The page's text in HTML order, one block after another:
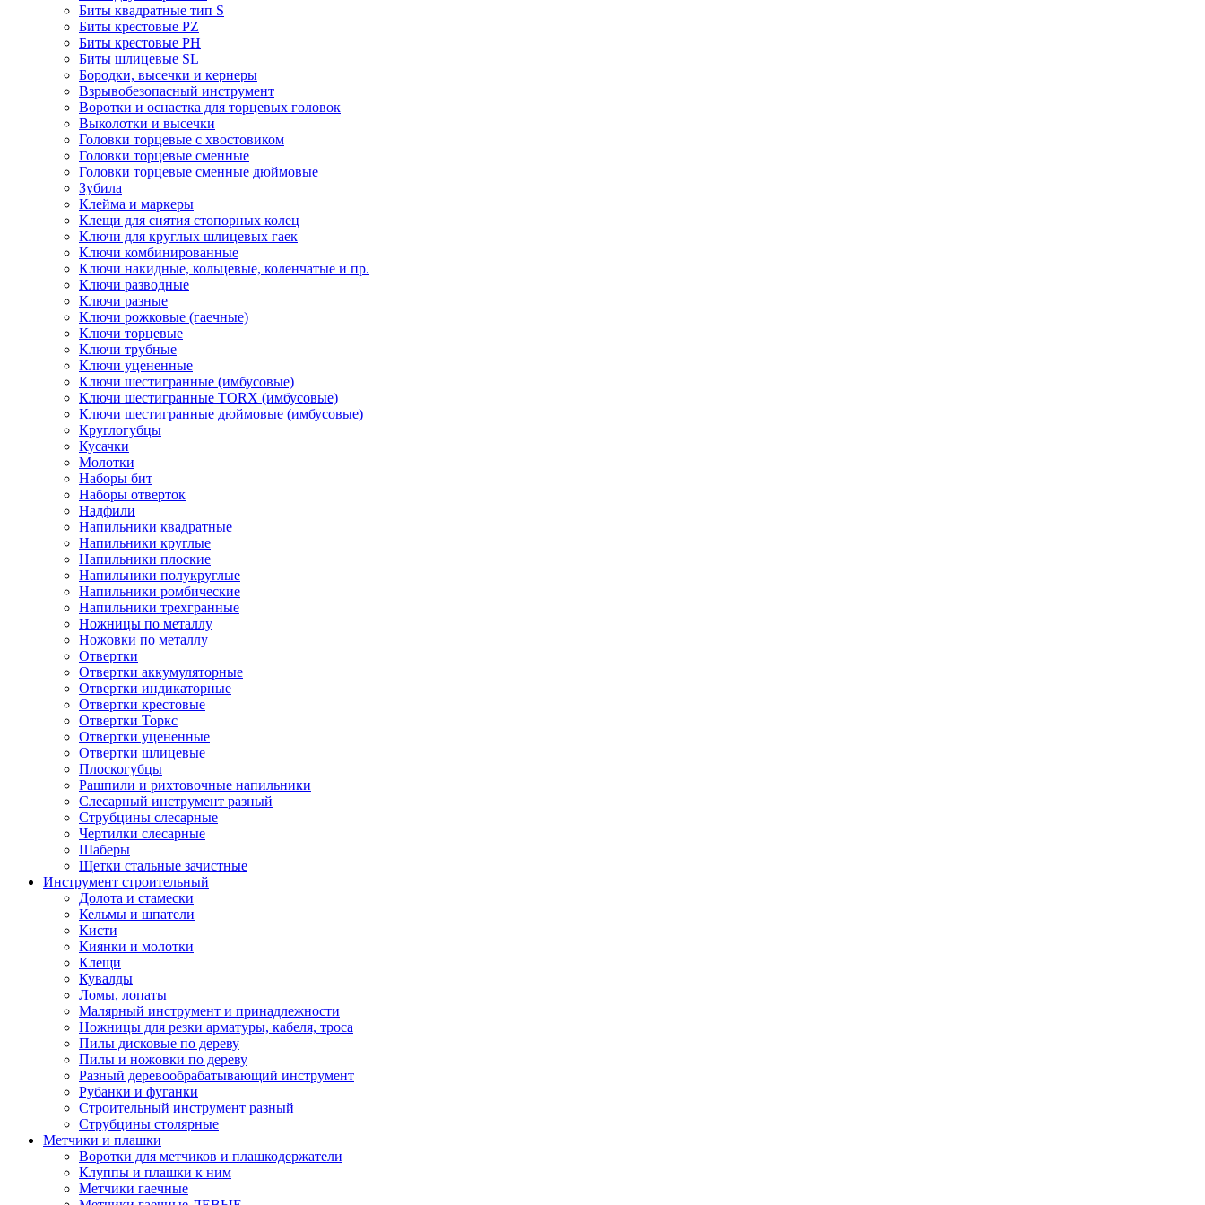
Биты квадратные тип S
Биты крестовые РZ
Биты крестовые РН
Биты шлицевые SL
Бородки, высечки и кернеры
Взрывобезопасный инструмент
Воротки и оснаcтка для торцевых головок
Выколотки и высечки
Головки торцевые с хвостовиком
Головки торцевые сменные
Головки торцевые сменные дюймовые
Зубила
Клейма и маркеры
Клещи для снятия стопорных колец
Ключи для круглых шлицевых гаек
Ключи комбинированные
Ключи накидные, кольцевые, коленчатые и пр.
Ключи разводные
Ключи разные
Ключи рожковые (гаечные)
Ключи торцевые
Ключи трубные
Ключи уцененные
Ключи шестигранные (имбусовые)
Ключи шестигранные TORX (имбусовые)
Ключи шестигранные дюймовые (имбусовые)
Круглогубцы
Кусачки
Молотки
Наборы бит
Наборы отверток
Надфили
Напильники квадратные
Напильники круглые
Напильники плоские
Напильники полукруглые
Напильники ромбические
Напильники трехгранные
Ножницы по металлу
Ножовки по металлу
Отвертки
Отвертки аккумуляторные
Отвертки индикаторные
Отвертки крестовые
Отвертки Торкс
Отвертки уцененные
Отвертки шлицевые
Плоскогубцы
Рашпили и рихтовочные напильники
Слесарный инструмент разный
Струбцины слесарные
Чертилки слесарные
Шаберы
Щетки стальные зачистные
Инструмент строительный
Долота и стамески
Кельмы и шпатели
Кисти
Киянки и молотки
Клещи
Кувалды
Ломы, лопаты
Малярный инструмент и принадлежности
Ножницы для резки арматуры, кабеля, троса
Пилы дисковые по дереву
Пилы и ножовки по дереву
Разный деревообрабатывающий инструмент
Рубанки и фуганки
Строительный инструмент разный
Струбцины столярные
Метчики и плашки
Воротки для метчиков и плашкодержатели
Клуппы и плашки к ним
Метчики гаечные